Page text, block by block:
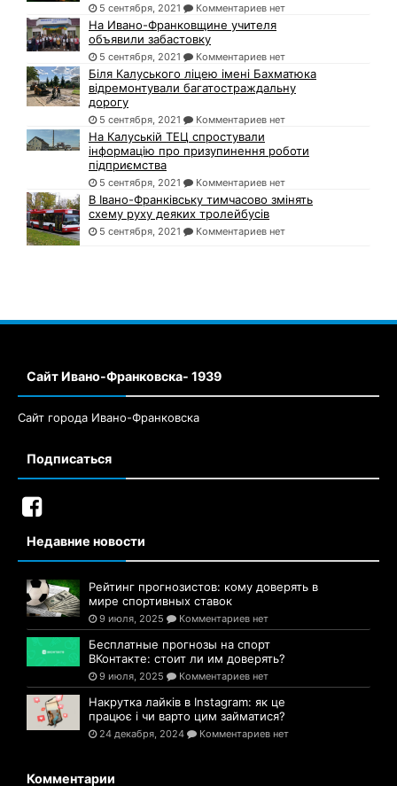
5 сентября, 2021 Комментариев нет
На Ивано-Франковщине учителя
объявили забастовку
5 сентября, 2021 Комментариев нет
Біля Калуського ліцею імені Бахматюка
відремонтували багатостраждальну
дорогу
5 сентября, 2021 Комментариев нет
На Калуській ТЕЦ спростували
інформацію про призупинення роботи
підприємства
5 сентября, 2021 Комментариев нет
В Івано-Франківську тимчасово змінять
схему руху деяких тролейбусів
5 сентября, 2021 Комментариев нет
Сайт Ивано-Франковска- 1939
Сайт города Ивано-Франковска
Подписаться
Недавние новости
Рейтинг прогнозистов: кому доверять в
мире спортивных ставок
9 июля, 2025 Комментариев нет
Бесплатные прогнозы на спорт
ВКонтакте: стоит ли им доверять?
9 июля, 2025 Комментариев нет
Накрутка лайків в Instagram: як це
працює і чи варто цим займатися?
24 декабря, 2024 Комментариев нет
Комментарии